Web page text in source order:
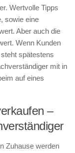
Wertvolle Tipps
sowie eine
Aber auch die
Wenn Kunden
spätestens
mit in
auf eines
–
Zuhause werden